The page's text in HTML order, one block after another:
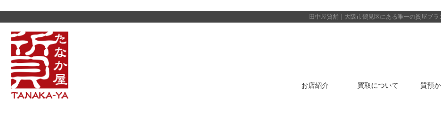
田中屋質舗｜大阪市鶴見区にある唯一の質屋ブラ
お店紹介 買取について 質預